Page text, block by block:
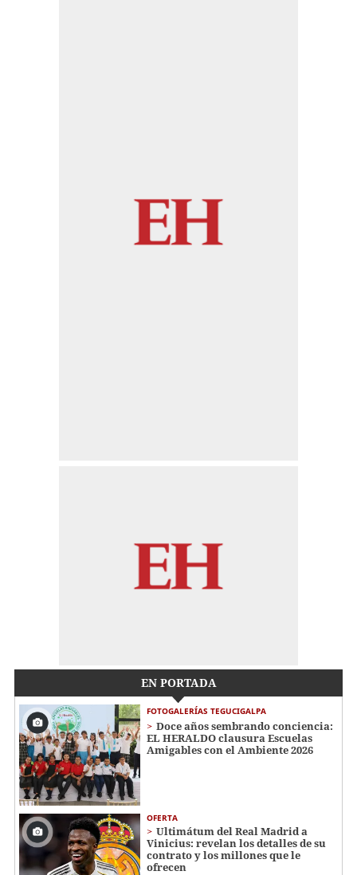
EN PORTADA
FOTOGALERÍAS TEGUCIGALPA
Doce años sembrando conciencia:
EL HERALDO clausura Escuelas
Amigables con el Ambiente 2026
OFERTA
Ultimátum del Real Madrid a
Vinicius: revelan los detalles de su
contrato y los millones que le
ofrecen